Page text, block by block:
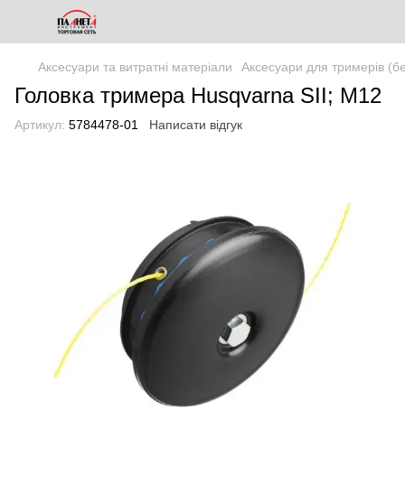
Аксесуари та витратні матеріали Аксесуари для тримерів
Головка тримера Husqvarna SII; M12
Артикул: 5784478-01 Написати відгук